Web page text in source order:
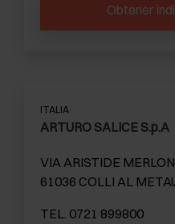
Obtener
ITALIA
ARTURO SALICE S.p.A
VIA ARISTIDE
61036 COLLI AL
TEL. 0721 899800